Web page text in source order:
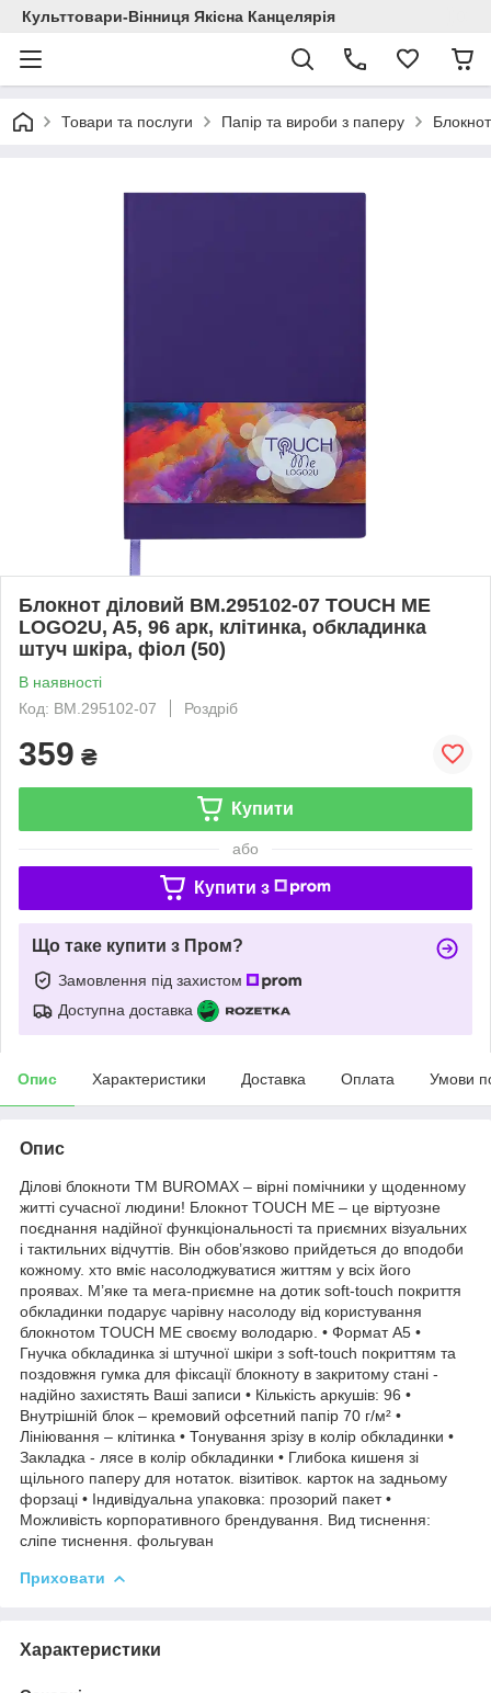
Культтовари-Вінниця Якісна Канцелярія
Товари та послуги Папір та вироби з паперу
Блокнот діловий BM.295102-07 TOUCH ME
LOGO2U, A5, 96 арк, клітинка, обкладинка
штуч шкіра, фіол (50)
В наявності
Код: BM.295102-07
Роздріб
359 ₴
Купити
або
Купити з
Що таке купити з Пром?
Замовлення під захистом
Доступна доставка
Опис Характеристики Доставка Оплата Умови
Опис
Ділові блокноти ТМ BUROMAX – вірні помічники у щоденному
житті сучасної людини! Блокнот TOUCH ME – це віртуозне
поєднання надійної функціональності та приємних візуальних
і тактильних відчуттів. Він обов’язково прийдеться до вподоби
кожному. хто вміє насолоджуватися життям у всіх його
проявах. М’яке та мега-приємне на дотик soft-touch покриття
обкладинки подарує чарівну насолоду від користування
блокнотом TOUCH ME своєму володарю. • Формат А5 •
Гнучка обкладинка зі штучної шкіри з soft-touch покриттям та
поздовжня гумка для фіксації блокноту в закритому стані -
надійно захистять Ваші записи • Кількість аркушів: 96 •
Внутрішній блок – кремовий офсетний папір 70 г/м² •
Лініювання – клітинка • Тонування зрізу в колір обкладинки •
Закладка - лясе в колір обкладинки • Глибока кишеня зі
щільного паперу для нотаток. візитівок. карток на задньому
форзаці • Індивідуальна упаковка: прозорий пакет •
Можливість корпоративного брендування. Вид тиснення:
сліпе тиснення. фольгуван
Приховати
Характеристики